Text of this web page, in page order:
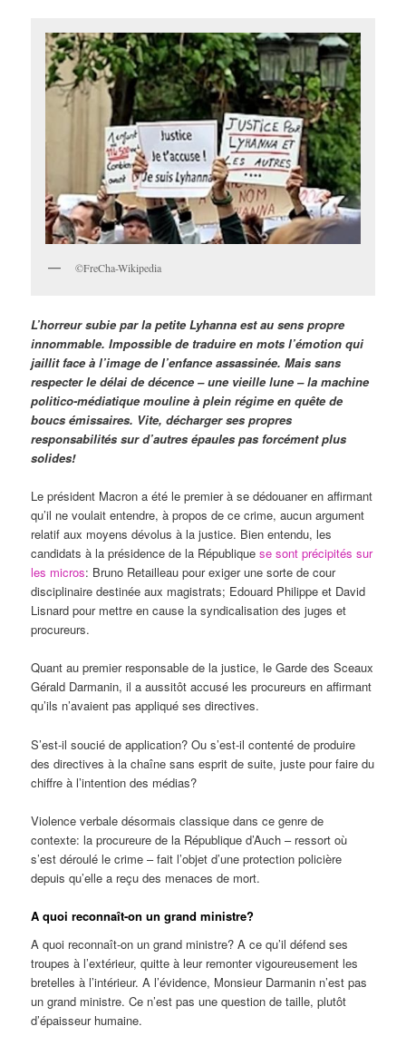
©FreCha-Wikipedia
L’horreur subie par la petite Lyhanna est au sens propre
innommable. Impossible de traduire en mots l’émotion qui
jaillit face à l’image de l’enfance assassinée. Mais sans
respecter le délai de décence – une vieille lune – la machine
politico-médiatique mouline à plein régime en quête de
boucs émissaires. Vite, décharger ses propres
responsabilités sur d’autres épaules pas forcément plus
solides!
Le président Macron a été le premier à se dédouaner en affirmant
qu’il ne voulait entendre, à propos de ce crime, aucun argument
relatif aux moyens dévolus à la justice. Bien entendu, les
candidats à la présidence de la Républiquese sont précipités sur
les micros: Bruno Retailleau pour exiger une sorte de cour
disciplinaire destinée aux magistrats; Edouard Philippe et David
Lisnard pour mettre en cause la syndicalisation des juges et
procureurs.
Quant au premier responsable de la justice, le Garde des Sceaux
Gérald Darmanin, il a aussitôt accusé les procureurs en affirmant
qu’ils n’avaient pas appliqué ses directives.
S’est-il soucié de application? Ou s’est-il contenté de produire
des directives à la chaîne sans esprit de suite, juste pour faire du
chiffre à l’intention des médias?
Violence verbale désormais classique dans ce genre de
contexte: la procureure de la République d’Auch – ressort où
s’est déroulé le crime – fait l’objet d’une protection policière
depuis qu’elle a reçu des menaces de mort.
A quoi reconnaît-on un grand ministre?
A quoi reconnaît-on un grand ministre? A ce qu’il défend ses
troupes à l’extérieur, quitte à leur remonter vigoureusement les
bretelles à l’intérieur. A l’évidence, Monsieur Darmanin n’est pas
un grand ministre. Ce n’est pas une question de taille, plutôt
d’épaisseur humaine.